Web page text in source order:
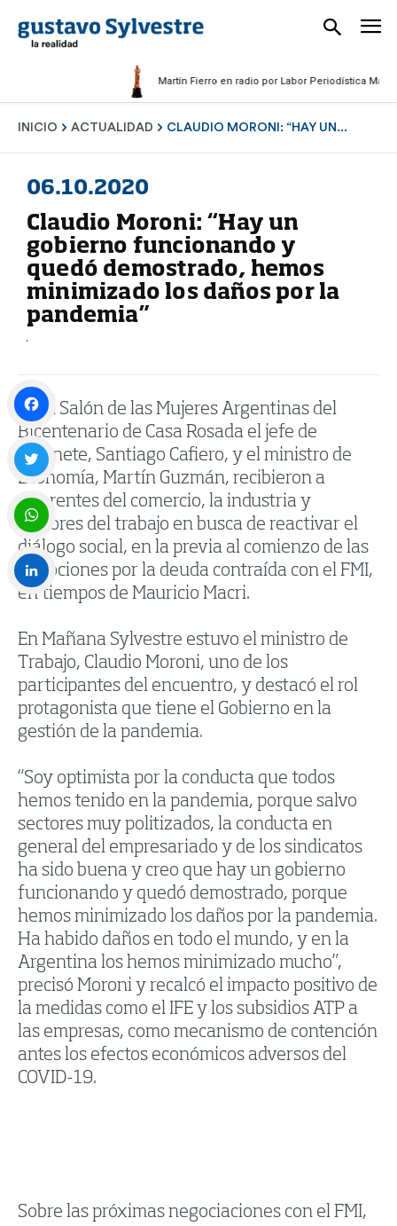
Martín Fierro en radio por Labor Periodística Masculina
INICIO ACTUALIDAD CLAUDIO MORONI: “HAY UN...
06.10.2020
Claudio Moroni: “Hay un
gobierno funcionando y
quedó demostrado, hemos
minimizado los daños por la
pandemia”
En el Salón de las Mujeres Argentinas del
Bicentenario de Casa Rosada el jefe de
Gabinete, Santiago Cafiero, y el ministro de
Economía, Martín Guzmán, recibieron a
referentes del comercio, la industria y
sectores del trabajo en busca de reactivar el
diálogo social, en la previa al comienzo de las
negociones por la deuda contraída con el FMI,
en tiempos de Mauricio Macri.
En Mañana Sylvestre estuvo el ministro de
Trabajo, Claudio Moroni, uno de los
participantes del encuentro, y destacó el rol
protagonista que tiene el Gobierno en la
gestión de la pandemia.
“Soy optimista por la conducta que todos
hemos tenido en la pandemia, porque salvo
sectores muy politizados, la conducta en
general del empresariado y de los sindicatos
ha sido buena y creo que hay un gobierno
funcionando y quedó demostrado, porque
hemos minimizado los daños por la pandemia.
Ha habido daños en todo el mundo, y en la
Argentina los hemos minimizado mucho”,
precisó Moroni y recalcó el impacto positivo de
la medidas como el IFE y los subsidios ATP a
las empresas, como mecanismo de contención
antes los efectos económicos adversos del
COVID-19.
Sobre las próximas negociaciones con el FMI,
Facebook
Twitter
WhatsApp